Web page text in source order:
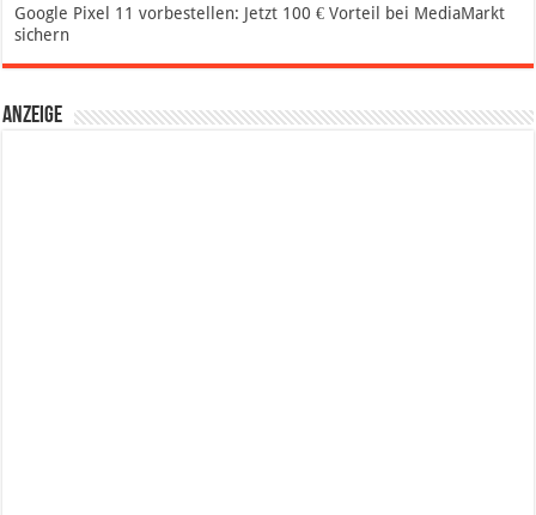
Google Pixel 11 vorbestellen: Jetzt 100 € Vorteil bei MediaMarkt
sichern
Anzeige